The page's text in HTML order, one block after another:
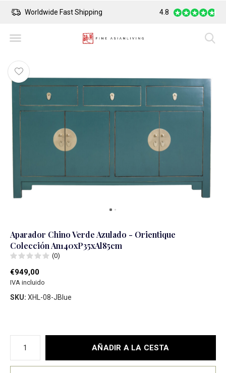
Worldwide Fast Shipping Safe Payment
4.8
Aparador Chino Verde Azulado - Orientique
Colección An140xP35xAl85cm
(0)
€949,00
IVA incluido
SKU: XHL-08-JBlue
AÑADIR A LA CESTA